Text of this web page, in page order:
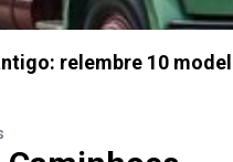
relembre 10